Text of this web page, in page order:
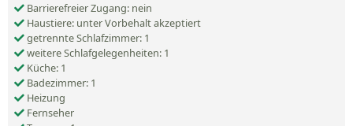
Barrierefreier Zugang: nein
Haustiere: unter Vorbehalt akzeptiert
getrennte Schlafzimmer: 1
weitere Schlafgelegenheiten: 1
Küche: 1
Badezimmer: 1
Heizung
Fernseher